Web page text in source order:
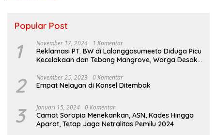
Popular Post
1 November 17, 2024 1 Komentar
Reklamasi PT. BW di Lalonggasumeeto Diduga Picu
Kecelakaan dan Tebang Mangrove, Warga Desak
2 November 25, 2023 0 Komentar
Empat Nelayan di Konsel Ditembak
3 Januari 15, 2024 0 Komentar
Camat Soropia Menekankan, ASN, Kades Hingga
Aparat, Tetap Jaga Netralitas Pemilu 2024